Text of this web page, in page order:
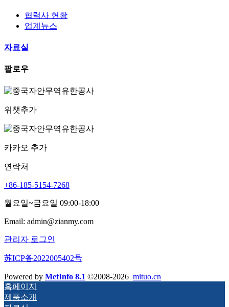
협력사 현황
업계뉴스
자료실
팔로우
위챗추가
카카오 추가
연락처
+86-185-5154-7268
월요일~금요일 09:00-18:00
Email: admin@zianmy.com
관리자 로그인
苏ICP备2022005402号
Powered by MetInfo 8.1 ©2008-2026 mituo.cn
홈페이지
제품소개